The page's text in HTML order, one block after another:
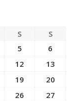
S
S
5
6
12
13
19
20
26
27